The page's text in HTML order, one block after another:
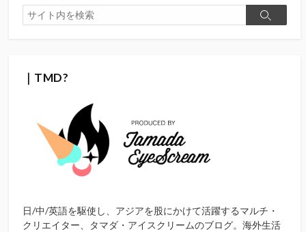
検
索
検
｜TMD?
日/中/英語を駆使し、アジアを股にかけて活躍するマルチ・
クリエイター、タマダ・アイスクリームのブログ。海外生活